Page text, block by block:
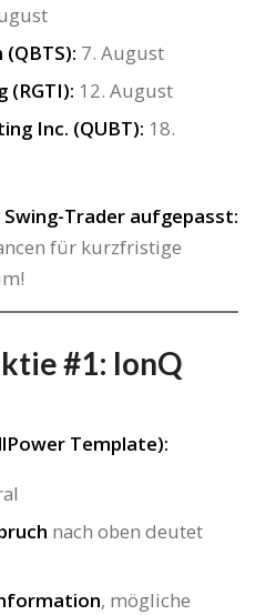
7. August
(RGTI): 12. August
Inc. (QUBT): 18.
Trader aufgepasst:
für kurzfristige
#1: IonQ
Template):
nach oben deutet
, mögliche